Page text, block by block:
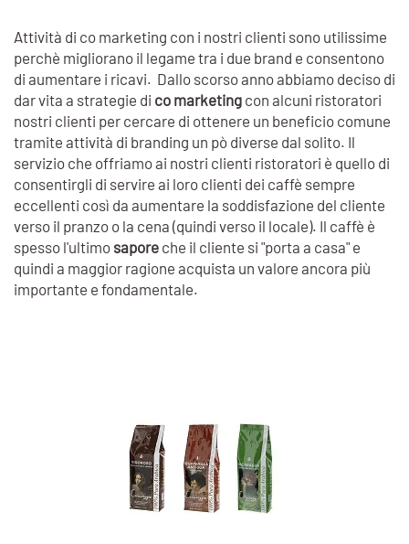
Attività di co marketing con i nostri clienti sono utilissime
perchè migliorano il legame tra i due brand e consentono
di aumentare i ricavi. Dallo scorso anno abbiamo deciso di
dar vita a strategie di co marketing con alcuni ristoratori
nostri clienti per cercare di ottenere un beneficio comune
tramite attività di branding un pò diverse dal solito. Il
servizio che offriamo ai nostri clienti ristoratori è quello di
consentirgli di servire ai loro clienti dei caffè sempre
eccellenti così da aumentare la soddisfazione del cliente
verso il pranzo o la cena (quindi verso il locale). Il caffè è
spesso l'ultimo sapore che il cliente si "porta a casa" e
quindi a maggior ragione acquista un valore ancora più
importante e fondamentale.